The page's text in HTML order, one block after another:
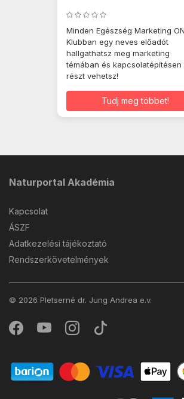
Minden Egészség Marketing
Klubban egy neves előadót
hallgathatsz meg marketing
témában és kapcsolatépítésen
részt vehetsz!
Tudj meg többet!
Naturportal Akadémia
Kapcsolat
ÁSZF
Adatkezelési tájékoztató
Rendszerkövetelmények
© 2026 Pletserné dr. Jung Andrea e.v.